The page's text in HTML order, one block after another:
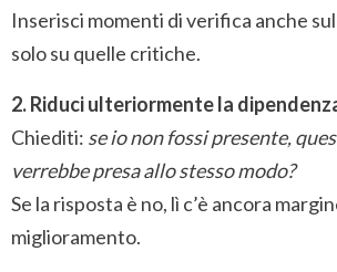
Inserisci momenti di verifica anche
solo su quelle critiche.
2. Riduci ulteriormente la
Chiediti: se io non fossi presente,
verrebbe presa allo stesso modo?
Se la risposta è no, lì c’è ancora
miglioramento.